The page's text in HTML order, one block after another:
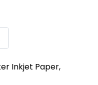
Inkjet Paper,